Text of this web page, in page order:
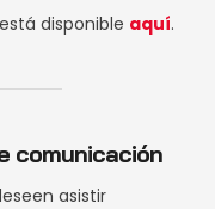
disponible aquí.
comunicación
asistir